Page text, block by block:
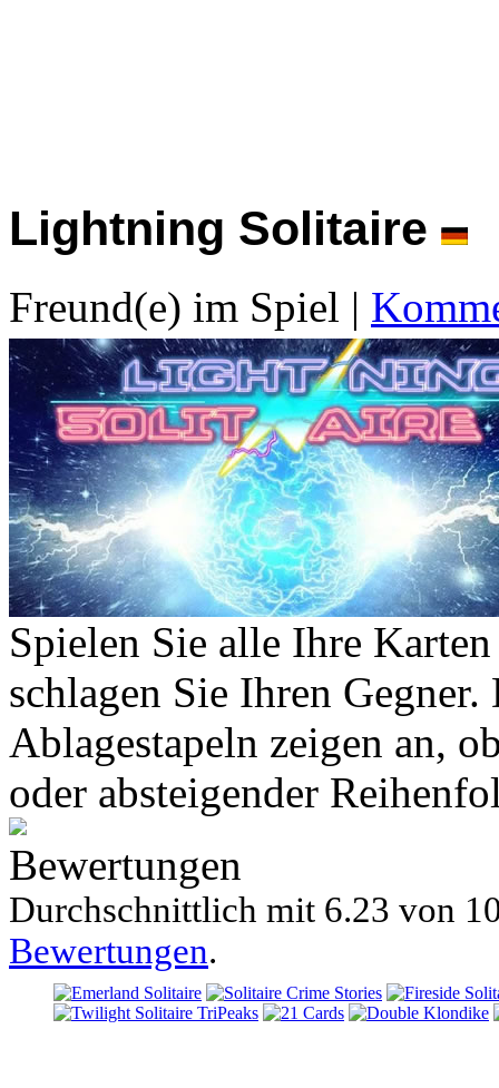
Lightning Solitaire
Freund(e) im Spiel |
Spielen Sie alle Ihre
schlagen Sie Ihren
Ablagestapeln zeigen an,
oder absteigender
Bewertungen
Durchschnittlich mit 6.23 von
Bewertungen.